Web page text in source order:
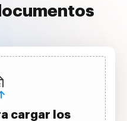
cargar los